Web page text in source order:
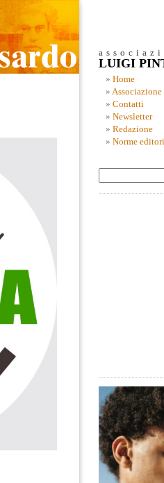
LUIGI
Home
Associazione
Contatti
Newsletter
Redazione
Norme